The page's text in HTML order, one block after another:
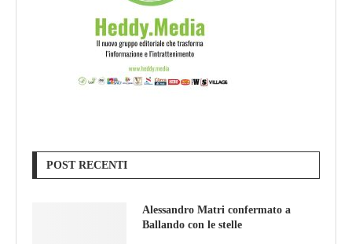
POST RECENTI
Alessandro Matri confermato a
Ballando con le stelle